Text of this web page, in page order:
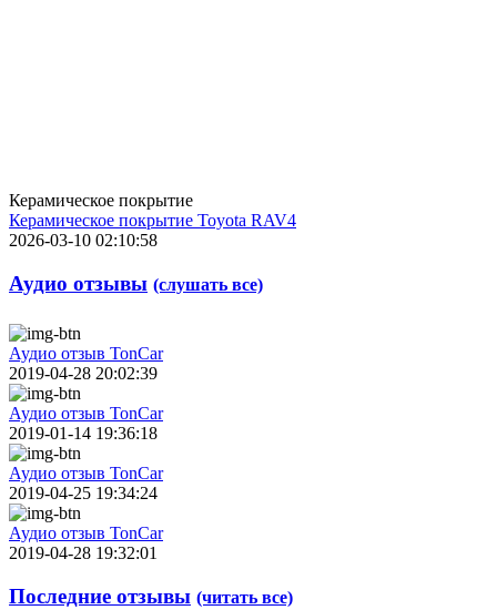
Керамическое покрытие
Керамическое покрытие Toyota RAV4
2026-03-10 02:10:58
Аудио отзывы (слушать все)
Аудио отзыв TonCar
2019-04-28 20:02:39
Аудио отзыв TonCar
2019-01-14 19:36:18
Аудио отзыв TonCar
2019-04-25 19:34:24
Аудио отзыв TonCar
2019-04-28 19:32:01
Последние отзывы (читать все)